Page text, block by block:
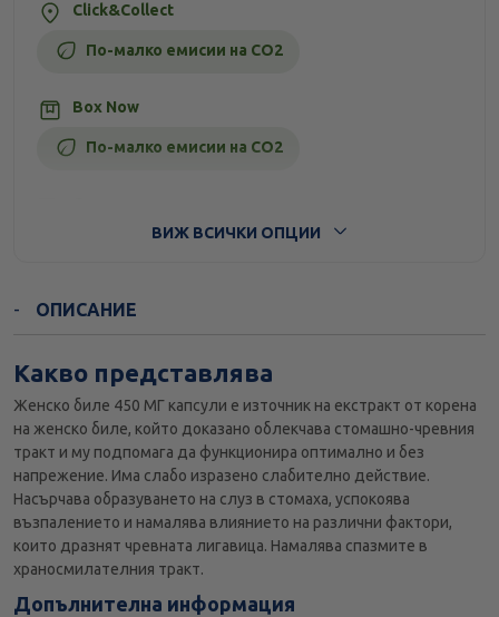
Click&Collect
По-малко емисии на CO2
Box Now
По-малко емисии на CO2
ВИЖ ВСИЧКИ ОПЦИИ
ОПИСАНИЕ
Какво представлява
Женско биле 450 МГ капсули е източник на екстракт от корена
на женско биле, който доказано облекчава стомашно-чревния
тракт и му подпомага да функционира оптимално и без
напрежение. Има слабо изразено слабително действие.
Насърчава образуването на слуз в стомаха, успокоява
възпалението и намалява влиянието на различни фактори,
които дразнят чревната лигавица. Намалява спазмите в
храносмилателния тракт.
Допълнителна информация